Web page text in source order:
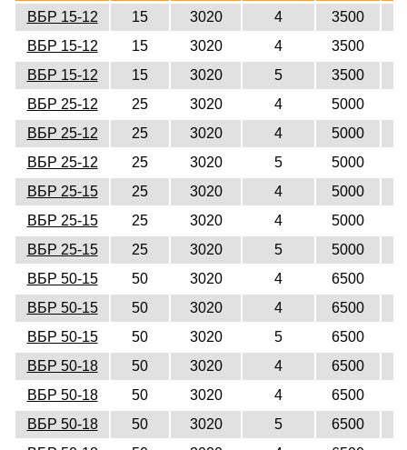
ВБР 15-12 15 3020 4 3500
ВБР 15-12
15 3020 4 3500
ВБР 15-12
15 3020 5 3500
ВБР 25-12
25 3020 4 5000
ВБР 25-12
25 3020 4 5000
ВБР 25-12
25 3020 5 5000
ВБР 25-15
25 3020 4 5000
ВБР 25-15
25 3020 4 5000
ВБР 25-15
25 3020 5 5000
ВБР 50-15
50 3020 4 6500
ВБР 50-15
50 3020 4 6500
ВБР 50-15
50 3020 5 6500
ВБР 50-18
50 3020 4 6500
ВБР 50-18
50 3020 4 6500
ВБР 50-18
50 3020 5 6500